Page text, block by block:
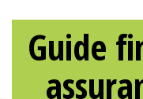
Guide